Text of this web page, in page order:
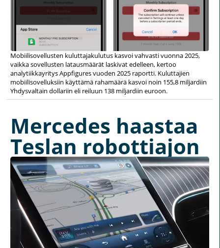
Mobiilisovellusten kuluttajakulutus kasvoi vahvasti vuonna 2025,
vaikka sovellusten latausmäärät laskivat edelleen, kertoo
analytiikkayritys Appfigures vuoden 2025 raportti. Kuluttajien
mobiilisovelluksiin käyttämä rahamäärä kasvoi noin 155,8 miljardiin
Yhdysvaltain dollariin eli reiluun 138 miljardiin euroon.
Mercedes haastaa
Teslan robottiajon